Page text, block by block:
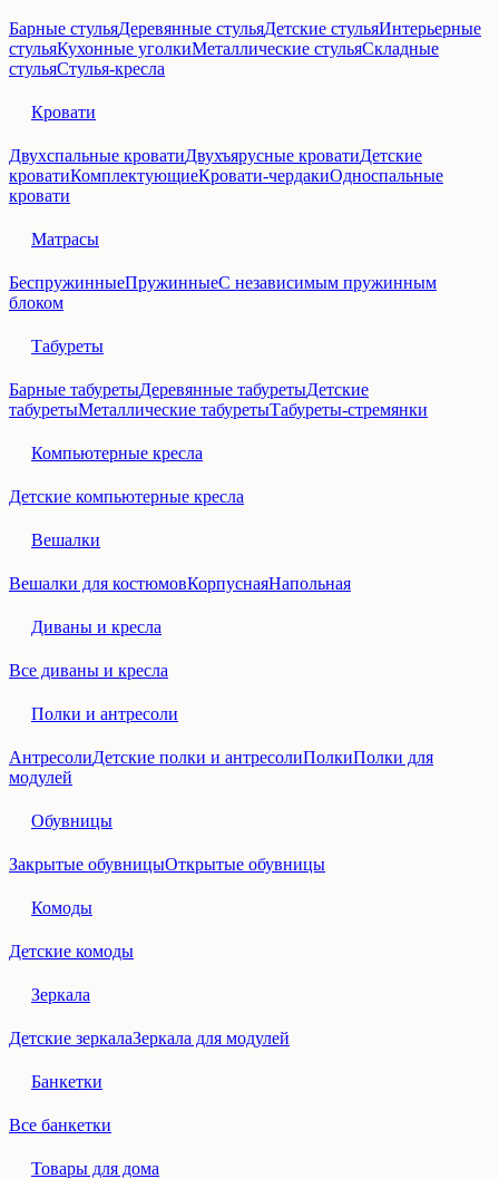
Барные стульяДеревянные стульяДетские стульяИнтерьерные
стульяКухонные уголкиМеталлические стульяСкладные
стульяСтулья-кресла
Кровати
Двухспальные кроватиДвухъярусные кроватиДетские
кроватиКомплектующиеКровати-чердакиОдноспальные
кровати
Матрасы
БеспружинныеПружинныеС независимым пружинным
блоком
Табуреты
Барные табуретыДеревянные табуретыДетские
табуретыМеталлические табуретыТабуреты-стремянки
Компьютерные кресла
Детские компьютерные кресла
Вешалки
Вешалки для костюмовКорпуснаяНапольная
Диваны и кресла
Все диваны и кресла
Полки и антресоли
АнтресолиДетские полки и антресолиПолкиПолки для
модулей
Обувницы
Закрытые обувницыОткрытые обувницы
Комоды
Детские комоды
Зеркала
Детские зеркалаЗеркала для модулей
Банкетки
Все банкетки
Товары для дома